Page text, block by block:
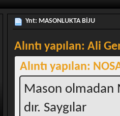
Ynt: MASONLUKTA BİJU
Alıntı yapılan: Ali
Alıntı yapılan:
Mason olmadan
dır. Saygılar